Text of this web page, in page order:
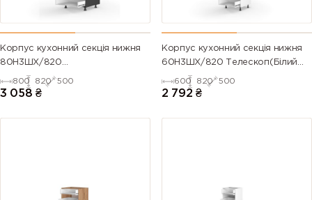
Корпус кухонний секція нижня
80Н3ШХ/820
Телескоп(Антрацит (Серія М))
800 820 500
3 058 ₴
Корпус кухонний секція нижня
60Н3ШХ/820 Телескоп(Білий
(Серія М))
600 820 500
2 792 ₴